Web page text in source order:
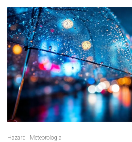
Hazard Meteorologia